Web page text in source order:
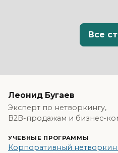
Все
Леонид Бугаев
Эксперт по нетворкингу,
B2B-продажам и бизнес-
УЧЕБНЫЕ ПРОГРАММЫ
Корпоративный